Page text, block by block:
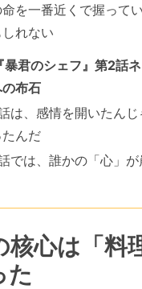
を一番近くで握って
れない
君のシェフ』第2話
布石
は、感情を開いたんじ
んだ
では、誰かの「心」が
核心は「料
た